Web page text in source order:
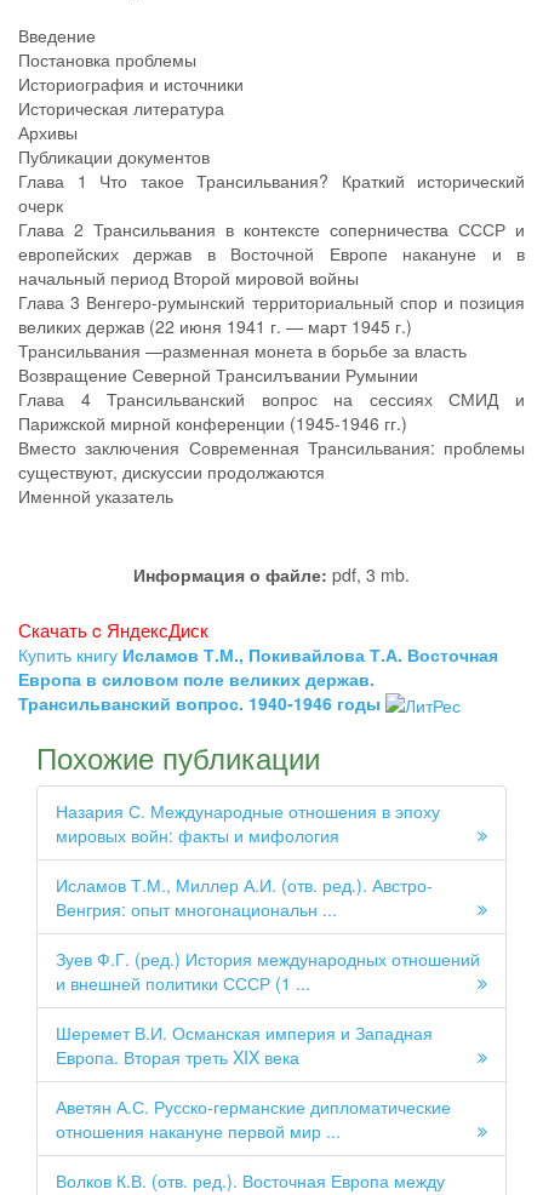
Введение
Постановка проблемы
Историография и источники
Историческая литература
Архивы
Публикации документов
Глава 1 Что такое Трансильвания? Краткий исторический
очерк
Глава 2 Трансильвания в контексте соперничества СССР и
европейских держав в Восточной Европе накануне и в
начальный период Второй мировой войны
Глава 3 Венгеро-румынский территориальный спор и позиция
великих держав (22 июня 1941 г. — март 1945 г.)
Трансильвания —разменная монета в борьбе за власть
Возвращение Северной Трансилъвании Румынии
Глава 4 Трансильванский вопрос на сессиях СМИД и
Парижской мирной конференции (1945-1946 гг.)
Вместо заключения Современная Трансильвания: проблемы
существуют, дискуссии продолжаются
Именной указатель
Информация о файле: pdf, 3 mb.
Скачать c ЯндексДиск
Купить книгу Исламов Т.М., Покивайлова Т.А. Восточная
Европа в силовом поле великих держав.
Трансильванский вопрос. 1940-1946 годы
Похожие публикации
Назария С. Международные отношения в эпоху
мировых войн: факты и мифология
Исламов Т.М., Миллер А.И. (отв. ред.). Австро-
Венгрия: опыт многонациональн ...
Зуев Ф.Г. (ред.) История международных отношений
и внешней политики СССР (1 ...
Шеремет В.И. Османская империя и Западная
Европа. Вторая треть XIX века
Аветян А.С. Русско-германские дипломатические
отношения накануне первой мир ...
Волков К.В. (отв. ред.). Восточная Европа между